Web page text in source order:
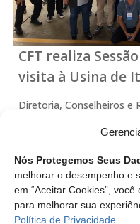
Nós Protegemos Seus
melhorar o desempenho e
em “Aceitar Cookies”,
para melhorar sua
Política de Privacidade
CFT realiza
visita à Usina de
Diretoria, Conselheiros e
eventos em Foz do
e 6/12, programação em
Plenária, Fórum de
Leia mais